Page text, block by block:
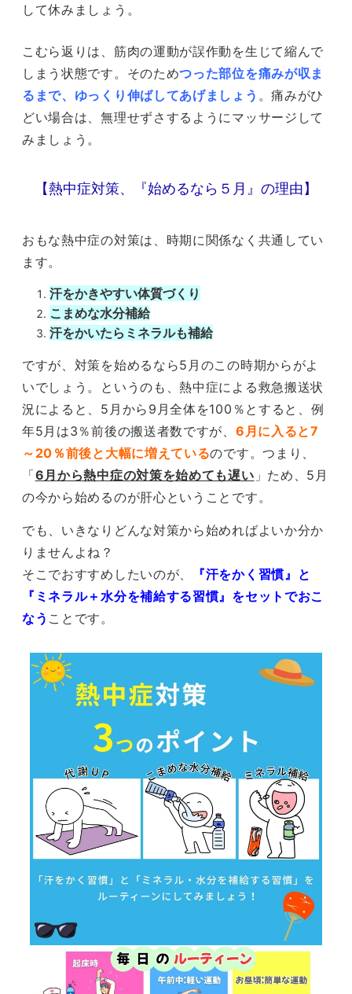
して休みましょう。
こむら返りは、筋肉の運動が誤作動を生じて縮んで
しまう状態です。そのためつった部位を痛みが収ま
るまで、ゆっくり伸ばしてあげましょう 。痛みがひ
どい場合は、無理せずさするようにマッサージして
みましょう。
【熱中症対策、『始めるなら５月』の理由】
おもな熱中症の対策は、時期に関係なく共通してい
ます。
汗をかきやすい体質づくり
こまめな水分補給
汗をかいたらミネラルも補給
ですが、対策を始めるなら5月のこの時期からがよ
いでしょう。というのも、熱中症による救急搬送状
況によると、5月から9月全体を100％とすると、例
年5月は3％前後の搬送者数ですが、 6月に入ると7
～20％前後と大幅に増えているのです。つまり、
「6月から熱中症の対策を始めても遅い 」ため、5月
の今から始めるのが肝心ということです。
でも、いきなりどんな対策から始めればよいか分か
りませんよね？
そこでおすすめしたいのが、
『汗をかく習慣』と
『ミネラル＋水分を補給する習慣』をセットでおこ
なう ことです。